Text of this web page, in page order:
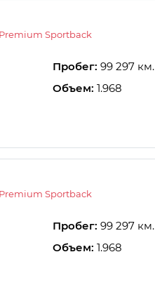
Sportback
Пробег: 99 297 км.
Объем: 1.968
Sportback
Пробег: 99 297 км.
Объем: 1.968